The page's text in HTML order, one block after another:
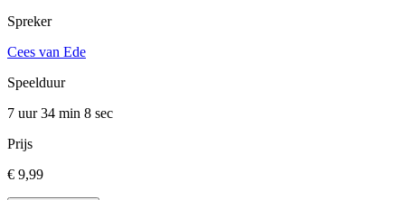
Spreker
Cees van Ede
Speelduur
7 uur 34 min 8 sec
Prijs
€ 9,99